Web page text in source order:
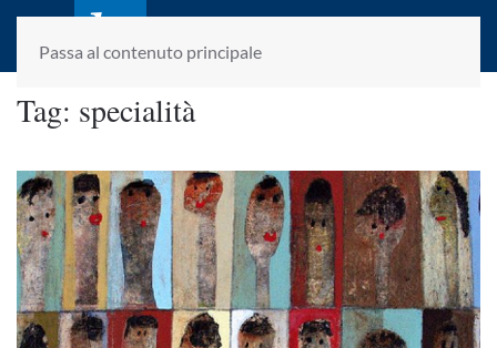
Passa al contenuto principale
laletteraturaenoi.it
fondato da Romano Luperini
Tag: specialità